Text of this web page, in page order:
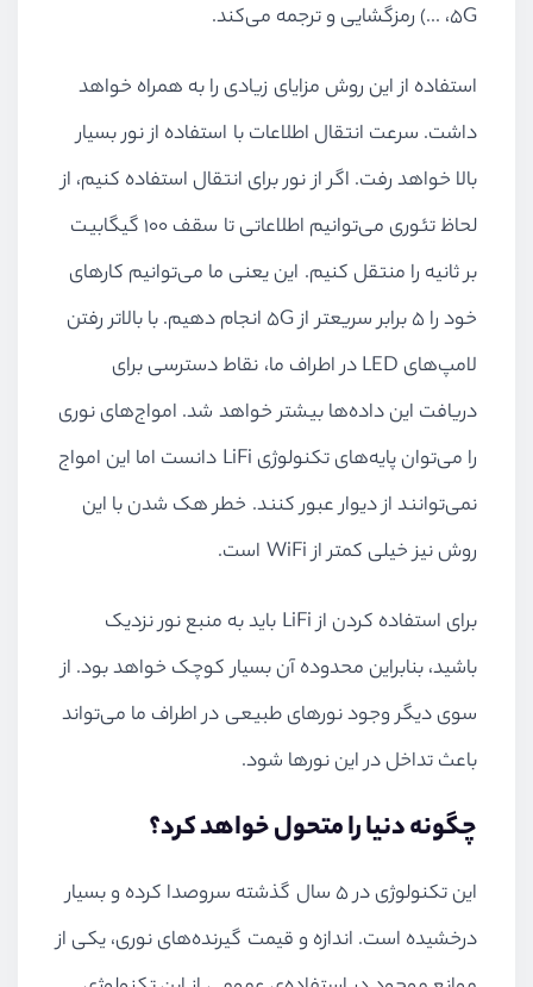
5G، ...) رمزگشایی و ترجمه می‌کند.
استفاده از این روش مزایای زیادی را به همراه خواهد
داشت. سرعت انتقال اطلاعات با استفاده از نور بسیار
بالا خواهد رفت. اگر از نور برای انتقال استفاده کنیم، از
لحاظ تئوری می‌توانیم اطلاعاتی تا سقف 100 گیگابیت
بر ثانیه را منتقل کنیم. این یعنی ما می‌توانیم کارهای
خود را 5 برابر سریعتر از
5G انجام دهیم. با بالاتر رفتن
لامپ‌های LEDدر اطراف ما، نقاط دسترسی برای
دریافت این داده‌ها بیشتر خواهد شد. امواج‌های نوری
را می‌توان پایه‌های تکنولوژی LiFi دانست اما این امواج
نمی‌توانند از دیوار عبور کنند. خطر هک شدن با این
روش نیز خیلی کمتر ازWiFi است.
برای استفاده کردن ازLiFi باید به منبع نور نزدیک
باشید، بنابراین محدوده آن بسیار کوچک خواهد بود. از
سوی دیگر وجود نورهای طبیعی در اطراف ما می‌تواند
باعث تداخل در این نورها شود.
چگونه دنیا را متحول خواهد کرد؟
این تکنولوژی در 5 سال گذشته سروصدا کرده و بسیار
درخشیده است. اندازه و قیمت گیرنده‌های نوری، یکی از